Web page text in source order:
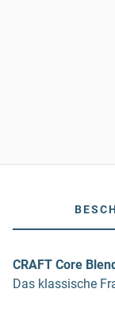
CRAFT Core
Das klassische